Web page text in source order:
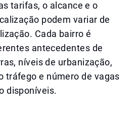
tarifas, o alcance e o
podem variar de
Cada bairro é
antecedentes de
níveis de urbanização,
tráfego e número de vagas
disponíveis.